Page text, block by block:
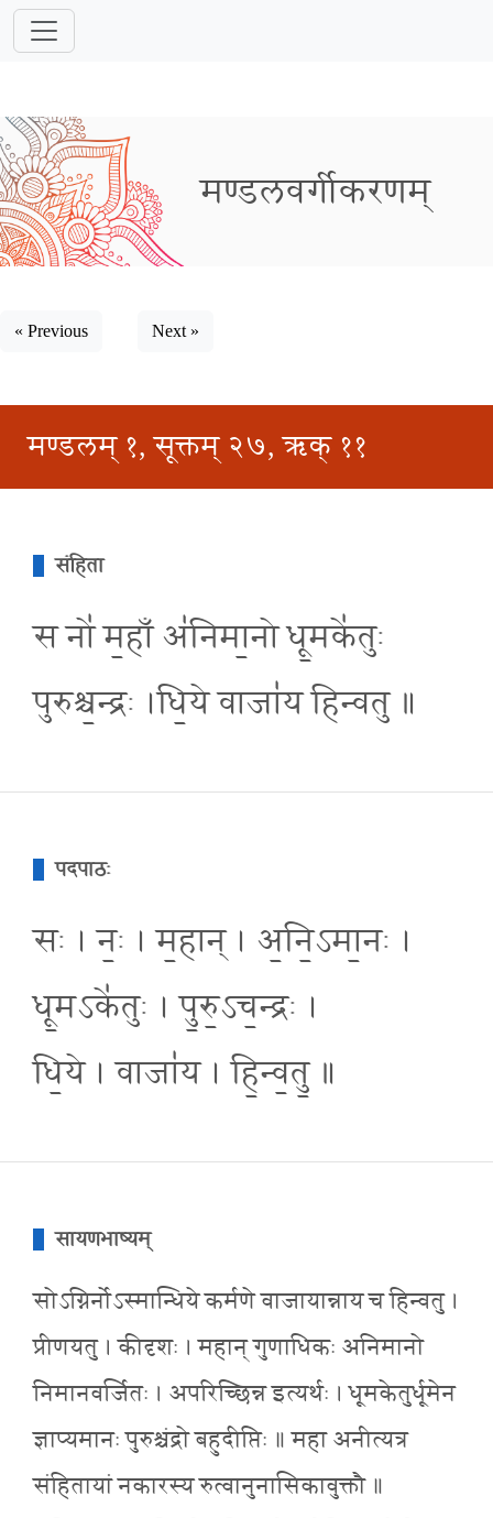
मण्डलवर्गीकरणम्
« Previous Next »
मण्डलम् १, सूक्तम् २७, ऋक् ११
संहिता
स नो॑ म॒हाँ अ॑निमा॒नो धू॒मके॑तुः
पुरुश्च॒न्द्रः ।धि॒ये वाजा॑य हिन्वतु ॥
पदपाठः
सः । नः॒ । म॒हान् । अ॒नि॒ऽमा॒नः ।
धू॒मऽके॑तुः । पु॒रु॒ऽच॒न्द्रः ।
धि॒ये । वाजा॑य । हि॒न्व॒तु॒ ॥
सायणभाष्यम्
सोऽग्निर्नोऽस्मान्धिये कर्मणे वाजायान्नाय च हिन्वतु ।
प्रीणयतु । कीदृशः । महान् गुणाधिकः अनिमानो
निमानवर्जितः । अपरिच्छिन्न इत्यर्थः । धूमकेतुर्धूमेन
ज्ञाप्यमानः पुरुश्चंद्रो बहुदीप्तिः ॥ महा अनीत्यत्र
संहितायां नकारस्य रुत्वानुनासिकावुक्तौ ॥